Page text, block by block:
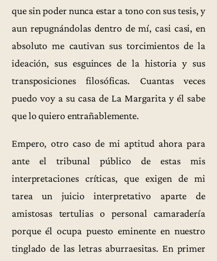
que sin poder nunca estar a tono con sus tesis, y
aun repugnándolas dentro de mí, casi casi, en
absoluto me cautivan sus torcimientos de la
ideación, sus esguinces de la historia y sus
transposiciones filosóficas. Cuantas veces
puedo voy a su casa de La Margarita y él sabe
que lo quiero entrañablemente.
Empero, otro caso de mi aptitud ahora para
ante el tribunal público de estas mis
interpretaciones críticas, que exigen de mi
tarea un juicio interpretativo aparte de
amistosas tertulias o personal camaradería
porque él ocupa puesto eminente en nuestro
tinglado de las letras aburraesitas. En primer